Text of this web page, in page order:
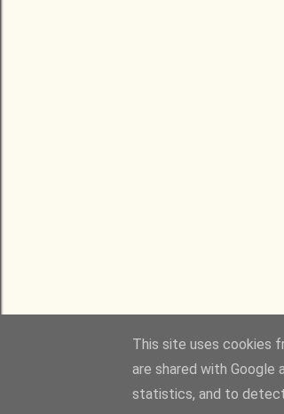
This site uses cookies
are shared with
statistics, and to detect